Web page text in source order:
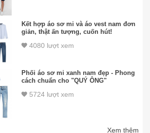
Kết hợp áo sơ mi và áo vest nam đơn
giản, thật ấn tượng, cuốn hút!
4080 lượt xem
Phối áo sơ mi xanh nam đẹp - Phong
cách chuẩn cho "QUÝ ÔNG"
5724 lượt xem
Xem thêm